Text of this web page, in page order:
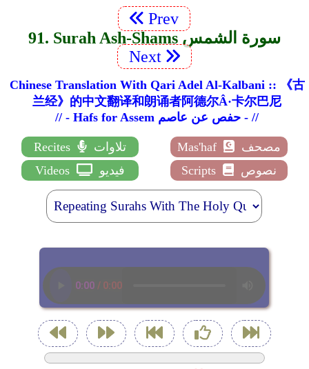
Prev
91. Surah Ash-Shams سورة الشمس
Next
Chinese Translation With Qari Adel Al-Kalbani :: 《古
兰经》的中文翻译和朗诵者阿德尔Â·卡尔巴尼
// - Hafs for Assem حفص عن عاصم - //
Recites تلاوات Mas'haf
مصحف
Videos
فيديو Scripts نصوص